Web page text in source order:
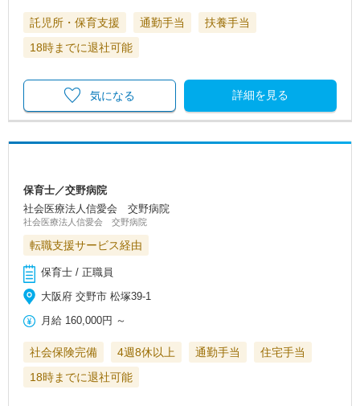
託児所・保育支援 通勤手当
扶養手当
18時までに退社可能
詳細を見る
気になる
保育士／交野病院
社会医療法人信愛会 交野病院
社会医療法人信愛会 交野病院
転職支援サービス経由
保育士 / 正職員
大阪府 交野市 松塚39-1
月給 160,000円 ～
社会保険完備 4週8休以上 通勤手当
住宅手当
18時までに退社可能